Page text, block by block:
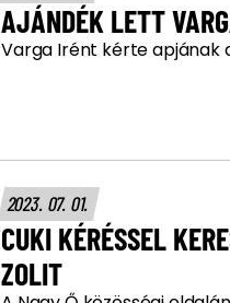
AJÁNDÉK LETT
Varga Irént kérte apjának
2023. 07. 01.
CUKI KÉRÉSSEL
ZOLIT